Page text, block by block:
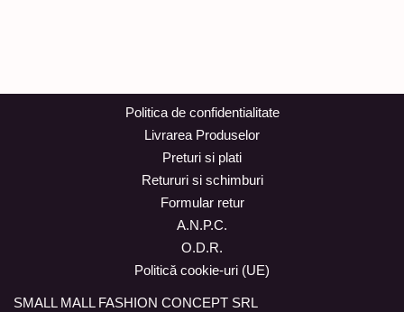
Politica de confidentialitate
Livrarea Produselor
Preturi si plati
Retururi si schimburi
Formular retur
A.N.P.C.
O.D.R.
Politică cookie-uri (UE)
SMALL MALL FASHION CONCEPT SRL